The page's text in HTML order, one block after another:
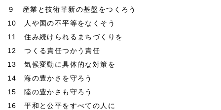
９ 産業と技術革新の基盤をつくろう
10 人や国の不平等をなくそう
11 住み続けられるまちづくりを
12 つくる責任つかう責任
13 気候変動に具体的な対策を
14 海の豊かさを守ろう
15 陸の豊かさも守ろう
16 平和と公平をすべての人に